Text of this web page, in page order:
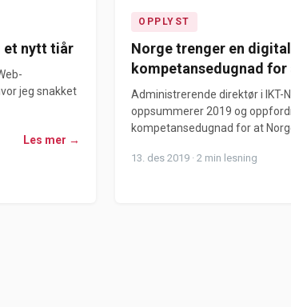
et nytt tiår
jeg snakket
Les mer →
OPPLYST
Norge trenger en digital
kompetansedugnad for
Administrerende direktør i IKT-
oppsummerer 2019 og
kompetansedugnad for at
13. des 2019 · 2 min lesning